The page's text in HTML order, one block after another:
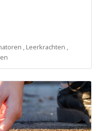
, Leerkrachten ,